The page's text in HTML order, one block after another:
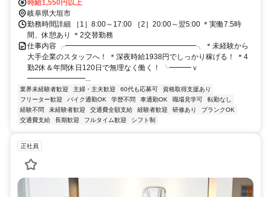
時給1,550円以上
岐阜県大垣市
勤務時間詳細 ［1］8:00～17:00 ［2］20:00～翌5:00 ＊実働7.5時
間、休憩あり ＊2交替勤務
仕事内容 ╭━━━━━━━━━━━━━━━━━━╮ ＊未経験から
大手企業のスタッフへ！ ＊深夜時給1938円でしっかり稼げる！ ＊4
勤2休＆年間休日120日で無理なく働く！ ╰━━━ｖ
━━━━━━━━...
業界未経験者歓迎 主婦・主夫歓迎 60代も応募可
資格取得支援あり
フリーター歓迎
バイク通勤OK 学歴不問 車通勤OK 職場見学可
転勤なし
経験不問
未経験者歓迎 交通費全額支給 経験者歓迎 研修あり
ブランクOK
交通費支給
長期歓迎 フルタイム歓迎 シフト制
正社員